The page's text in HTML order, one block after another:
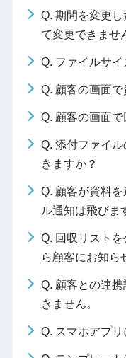
Q. 期間を変更
て変更できませ
Q. ファイルサ
Q. 顧客の画面で
Q. 顧客の画面で
Q. 添付ファイ
きますか？
Q. 顧客が資料
ル通知は飛びま
Q. 回収リスト
ら顧客にお知ら
Q. 顧客との連
きません。
Q. スマホアプ